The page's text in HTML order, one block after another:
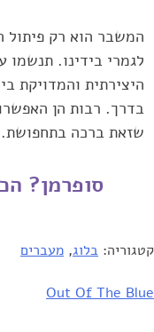
המשבר הוא רק פיתול
לגמרי בידינו. תנשמו
היצירתית והמדויקת
בדרך. רבות הן
שזאת ברכה בתחפושת.
קטגוריה: בלוג, מעברים
ניווט
Out Of The Blue